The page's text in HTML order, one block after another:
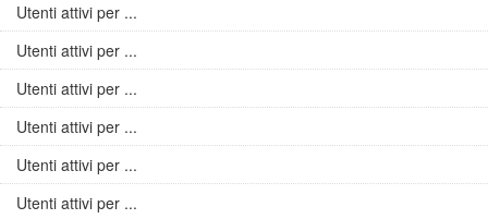
Utenti attivi per ...
Utenti attivi per ...
Utenti attivi per ...
Utenti attivi per ...
Utenti attivi per ...
Utenti attivi per ...